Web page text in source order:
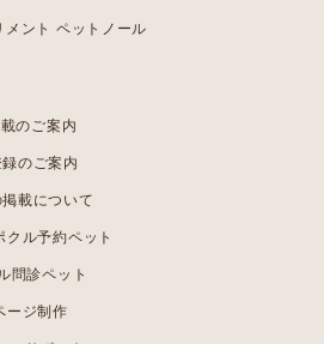
ント ペットノール
のご案内
のご案内
載について
ル予約ペット
問診ペット
ージ制作